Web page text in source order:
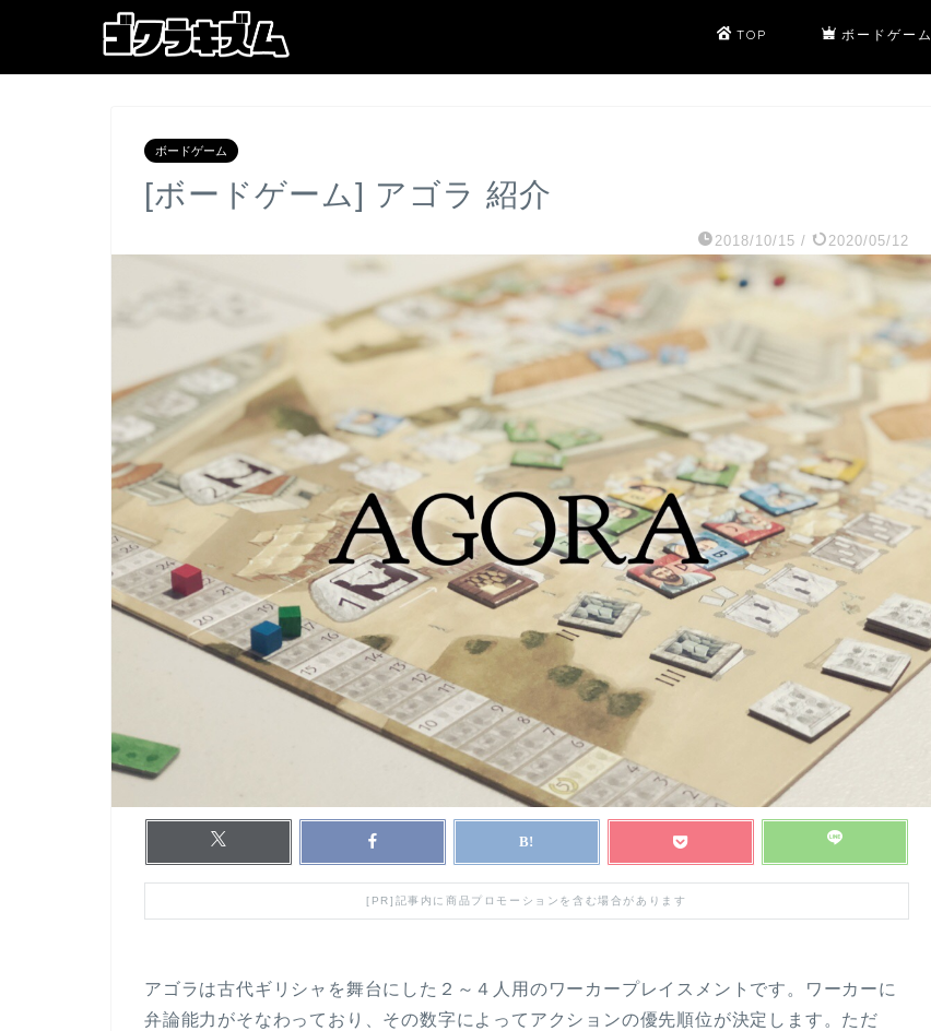
TOP ボードゲーム
ボードゲーム
[ボードゲーム] アゴラ 紹介
2018/10/15 / 2020/05/12
[PR]記事内に商品プロモーションを含む場合があります
アゴラは古代ギリシャを舞台にした２～４人用のワーカープレイスメントです。ワーカーに
弁論能力がそなわっており、その数字によってアクションの優先順位が決定します。ただ